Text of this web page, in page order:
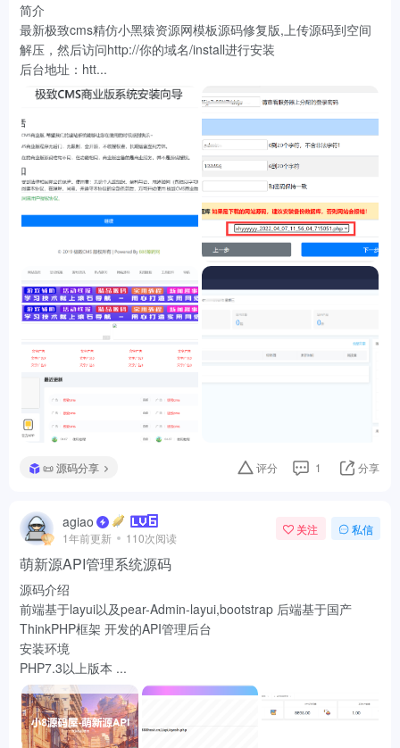
简介
最新极致cms精仿小黑猿资源网模板源码修复版,上传源码到空间
解压，然后访问http://你的域名/install进行安装
后台地址：htt...
📜 源码分享 评分 1 分享
agiao
1年前更新 110次阅读
关注 私信
萌新源API管理系统源码
源码介绍
前端基于layui以及pear-Admin-layui,bootstrap 后端基于国产
ThinkPHP框架 开发的API管理后台
安装环境
PHP7.3以上版本 ...